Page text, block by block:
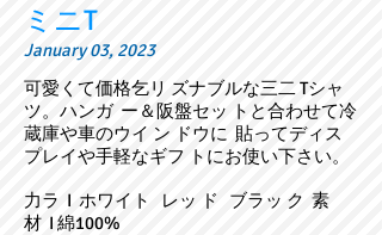
ミニT
January 03, 2023
可愛くて価格乞リ ズナブルな三二 Tシャ
ツ。ハンガ ー＆阪盤セッ トと合わせて冷
蔵庫や車のウイ ン ドウに 貼ってディス
プレイや手軽なギフ トにお使い下さい。
力ラ I ホワイト レッ ド ブラッ ク 素
材 I 綿100%